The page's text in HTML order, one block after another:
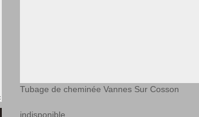
Tubage de cheminée Vannes Sur Cosson
indisponible